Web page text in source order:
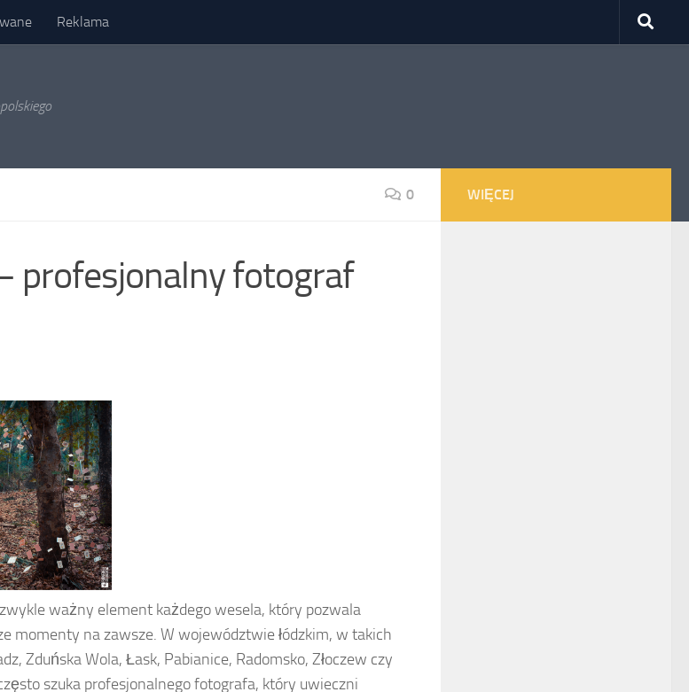
Reklama
0
profesjonalny fotograf
ważny element każdego wesela, który pozwala
momenty na zawsze. W województwie łódzkim, w takich
Zduńska Wola, Łask, Pabianice, Radomsko, Złoczew czy
szuka profesjonalnego fotografa, który uwieczni
WIĘCEJ